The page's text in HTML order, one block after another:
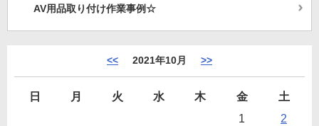
AV用品取り付け作業事例☆
<< 2021年10月 >>
日 月 火 水 木 金
土
1
2